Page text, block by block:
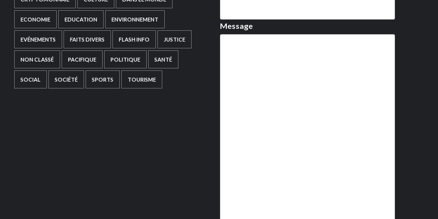
ECONOMIE EDUCATION ENVIRONNEMENT
EVÉNEMENTS FAITS DIVERS FLASH INFO JUSTICE
NON CLASSÉ PACIFIQUE POLITIQUE SANTÉ
SOCIAL SOCIÉTÉ SPORTS TOURISME
Message